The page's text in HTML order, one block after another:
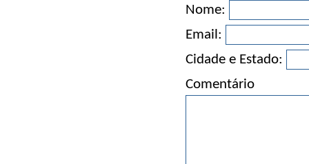
Nome:
Email:
Cidade e Estado:
Comentário